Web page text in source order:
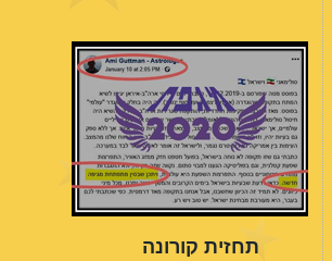
תחזית קורונה